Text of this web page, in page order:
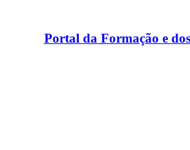
Portal da Formação e